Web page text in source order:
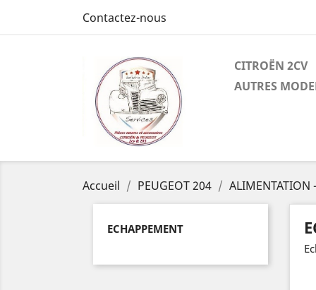
Contactez-nous
CITROËN 2CV
AUTRES
Accueil PEUGEOT 204 ALIMENTATION
ECHAPPEMENT